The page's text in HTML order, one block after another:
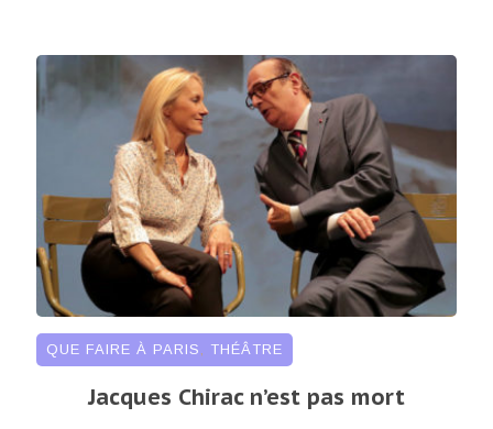
QUE FAIRE À PARIS , THÉÂTRE
Jacques Chirac n’est pas mort